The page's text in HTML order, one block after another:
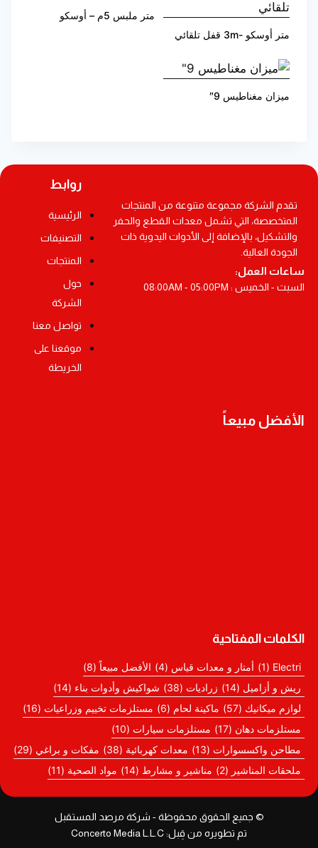
متر أوسكو -3m قفل تلقائي
متر ملبس 5م – أوسكو
ميزان مغناطيس 9″
تقدم الشركة مجموعة متنوعة من المنتجات
المتخصصة، التي تشمل معدات القطع والحفر
والتشكيل، بالإضافة إلى الأدوات اليدوية ذات
الجودة العالية.
ساعات العمل:
السبت - الخميس : 08:00AM - 05:00PM
روابط
الرئيسية
التصنيفات
المنتجات
حول
الشركة
تواصل معنا
موقعنا على
الخريطة
الأفضل مبيعاً
الكلمات المفتاحية
Electri
(1) أمتار و معدات قياس (4) الأفضل مبيعاً(8)
ريش و أزاميل (14) زراديات (38) شواكيش وأدوات بناء (14)
لوازم ميكانيك (57) ماكينة لحام (6) مستلزمات تخييم وزراعيات (16)
مستلزمات دهان (17) مستلزمات سيارات (10)
مطاحن واكسسوارات (13) معدات كهربائية (38) مفكات و براغي (29)
ملحقات المناشير (2) مناشير و مشارط (14) مواد الصحية (11)
© جميع الحقوق محفوظة - شركة مرصد المستقبل
تم تطويره من قِبل: Concerto Media L.L.C